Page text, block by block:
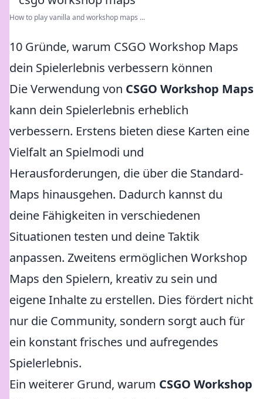
How to play vanilla and workshop maps ...
10 Gründe, warum CSGO Workshop Maps
dein Spielerlebnis verbessern können
Die Verwendung von CSGO Workshop Maps
kann dein Spielerlebnis erheblich
verbessern. Erstens bieten diese Karten eine
Vielfalt an Spielmodi und
Herausforderungen, die über die Standard-
Maps hinausgehen. Dadurch kannst du
deine Fähigkeiten in verschiedenen
Situationen testen und deine Taktik
anpassen. Zweitens ermöglichen Workshop
Maps den Spielern, kreativ zu sein und
eigene Inhalte zu erstellen. Dies fördert nicht
nur die Community, sondern sorgt auch für
ein konstant frisches und aufregendes
Spielerlebnis.
Ein weiterer Grund, warum CSGO Workshop